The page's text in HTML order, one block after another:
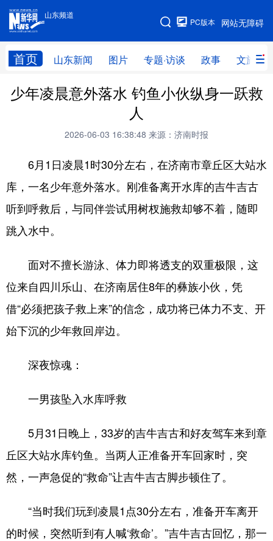
山东频道
网站无障碍
PC版本
首页 山东新闻 图片 专题·访谈 政事 文旅
手机版
网站地图
学习进行时 高层 时政 人事
全球连线
科技 科普 体育 文化
健康 军事 访谈 视频
溯源中国 城市 旅游 能源
会展 彩票 娱乐 时尚
地方频道
政事 文旅 社会民生 山东产经
文娱 融媒秀 地市
少年凌晨意外落水 钓鱼小伙纵身一跃救
人
2026-06-03 16:38:48 来源：济南时报
6月1日凌晨1时30分左右，在济南市章丘区大站水
库，一名少年意外落水。刚准备离开水库的吉牛吉古
听到呼救后，与同伴尝试用树杈施救却够不着，随即
跳入水中。
面对不擅长游泳、体力即将透支的双重极限，这
位来自四川乐山、在济南居住8年的彝族小伙，凭
借“必须把孩子救上来”的信念，成功将已体力不支、开
始下沉的少年救回岸边。
深夜惊魂：
一男孩坠入水库呼救
5月31日晚上，33岁的吉牛吉古和好友驾车来到章
丘区大站水库钓鱼。当两人正准备开车回家时，突
然，一声急促的“救命”让吉牛吉古脚步顿住了。
“当时我们玩到凌晨1点30分左右，准备开车离开
的时候，突然听到有人喊‘救命’。”吉牛吉古回忆，那一